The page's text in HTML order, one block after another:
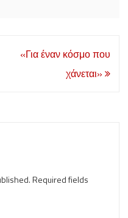
«Για έναν κόσμο που
χάνεται»
Required fields